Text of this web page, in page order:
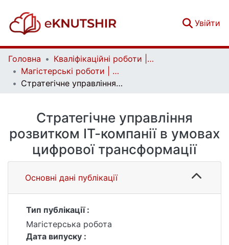
Увійти
Головна
Кваліфікаційні роботи | Qualifying works
Магістерські роботи | Master's theses
Стратегічне управління розвитком ІТ-компанії в умовах цифрової трансформації
Стратегічне управління
розвитком ІТ-компанії в умовах
цифрової трансформації
Основні дані публікації
Тип публікації :
Магістерська робота
Дата випуску :